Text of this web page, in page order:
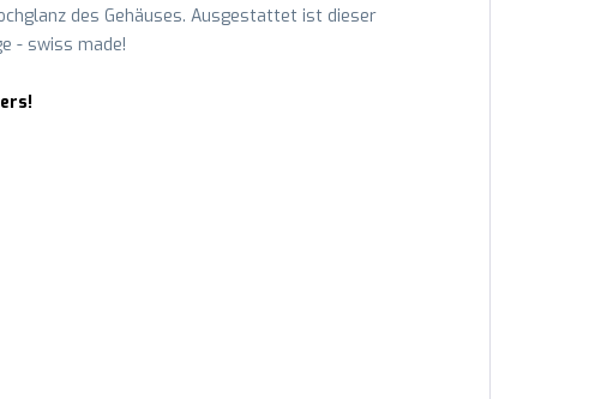
des Gehäuses. Ausgestattet ist dieser
- swiss made!